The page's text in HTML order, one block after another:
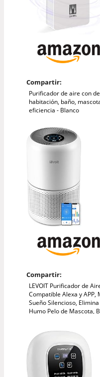
Compartir:
Purificador de aire con
habitación, baño,
eficiencia - Blanco
Compartir:
LEVOIT Purificador de
Compatible Alexa y APP,
Sueño Silencioso,
Humo Pelo de Mascota,